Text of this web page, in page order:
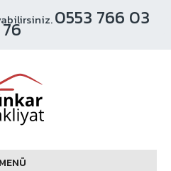
0553 766 03
76
MENÜ